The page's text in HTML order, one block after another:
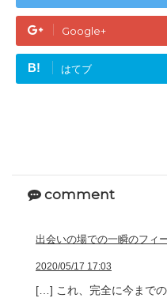
Google+
B! はてブ
comment
出会いの場での一瞬のフィ
2020/05/17 17:03
[…] これ、完全に今まで